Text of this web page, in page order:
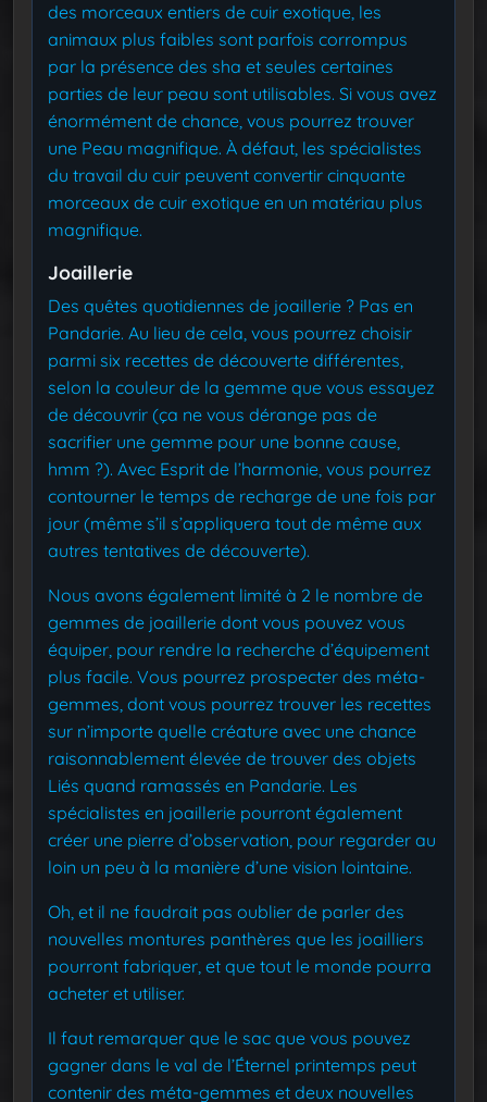
des morceaux entiers de cuir exotique, les
animaux plus faibles sont parfois corrompus
par la présence des sha et seules certaines
parties de leur peau sont utilisables. Si vous avez
énormément de chance, vous pourrez trouver
une Peau magnifique. À défaut, les spécialistes
du travail du cuir peuvent convertir cinquante
morceaux de cuir exotique en un matériau plus
magnifique.
Joaillerie
Des quêtes quotidiennes de joaillerie ? Pas en
Pandarie. Au lieu de cela, vous pourrez choisir
parmi six recettes de découverte différentes,
selon la couleur de la gemme que vous essayez
de découvrir (ça ne vous dérange pas de
sacrifier une gemme pour une bonne cause,
hmm ?). Avec Esprit de l’harmonie, vous pourrez
contourner le temps de recharge de une fois par
jour (même s’il s’appliquera tout de même aux
autres tentatives de découverte).
Nous avons également limité à 2 le nombre de
gemmes de joaillerie dont vous pouvez vous
équiper, pour rendre la recherche d’équipement
plus facile. Vous pourrez prospecter des méta-
gemmes, dont vous pourrez trouver les recettes
sur n’importe quelle créature avec une chance
raisonnablement élevée de trouver des objets
Liés quand ramassés en Pandarie. Les
spécialistes en joaillerie pourront également
créer une pierre d’observation, pour regarder au
loin un peu à la manière d’une vision lointaine.
Oh, et il ne faudrait pas oublier de parler des
nouvelles montures panthères que les joailliers
pourront fabriquer, et que tout le monde pourra
acheter et utiliser.
Il faut remarquer que le sac que vous pouvez
gagner dans le val de l’Éternel printemps peut
contenir des méta-gemmes et deux nouvelles